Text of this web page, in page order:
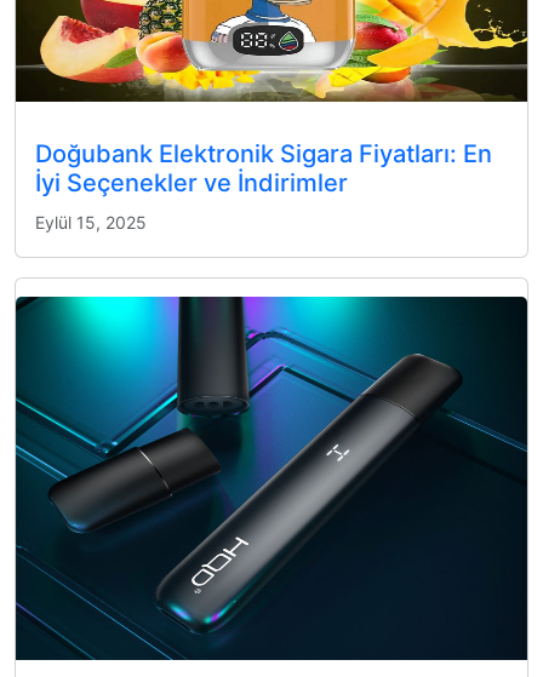
Doğubank Elektronik Sigara Fiyatları: En
İyi Seçenekler ve İndirimler
Eylül 15, 2025